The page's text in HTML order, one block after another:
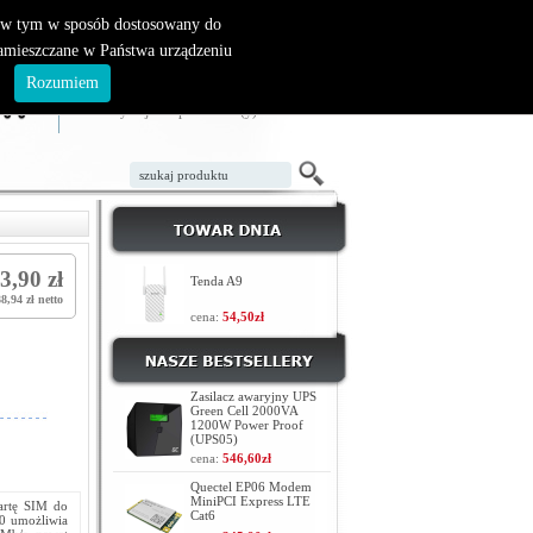
TWÓJ KOSZYK
W koszyku jest 0 produktów(y)
ZAŁÓŻ KONTO LOGOWANIE
zł
zł netto
SIM do
umożliwia
Tenda A9
cena: 54,50zł
Zasilacz awaryjny UPS
Green Cell 2000VA
1200W Power Proof
(UPS05)
cena: 546,60zł
Quectel EP06 Modem
MiniPCI Express LTE
Cat6
tym w sposób dostosowany do
w Państwa urządzeniu
Rozumiem